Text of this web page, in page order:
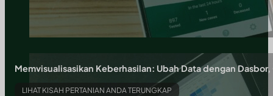
Memvisualisasikan Keberhasilan: Ubah Data dengan
LIHAT KISAH PERTANIAN ANDA TERUNGKAP